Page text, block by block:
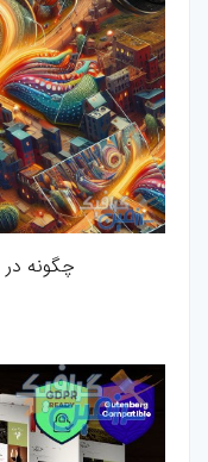
چگونه در